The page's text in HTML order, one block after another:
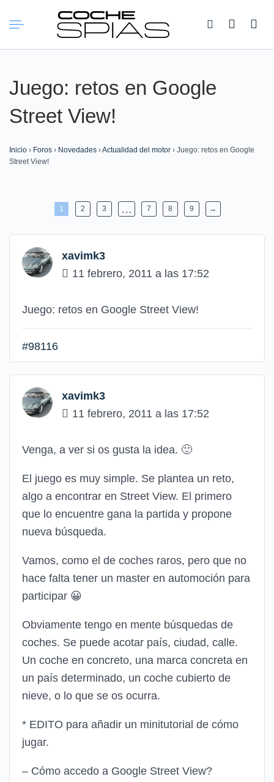
Buscar:
Juego: retos en Google
Street View!
Inicio › Foros › Novedades ›Actualidad del motor › Juego: retos en Google
Street View!
1 2 3 … 7 8 9 →
xavimk3
11 febrero, 2011 a las 17:52
Juego: retos en Google Street View!
#98116
xavimk3
11 febrero, 2011 a las 17:52
Venga, a ver si os gusta la idea. 🙂
El juego es muy simple. Se plantea un reto,
algo a encontrar en Street View. El primero
que lo encuentre gana la partida y propone
nueva búsqueda.
Vamos, como el de coches raros, pero que no
hace falta tener un master en automoción para
participar 😀
Obviamente tengo en mente búsquedas de
coches. Se puede acotar país, ciudad, calle.
Un coche en concreto, una marca concreta en
un país determinado, un coche cubierto de
nieve, o lo que se os ocurra.
* EDITO para añadir un minitutorial de cómo
jugar.
– Cómo accedo a Google Street View?